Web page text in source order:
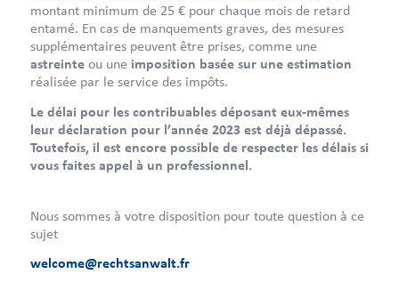
montant minimum de 25 € pour chaque mois de retard
entamé. En cas de manquements graves, des mesures
supplémentaires peuvent être prises, comme une
astreinteou une imposition basée sur une estimation
réalisée par le service des impôts.
Le délai pour les contribuables déposant eux-mêmes
leur déclaration pour l’année 2023 est déjà dépassé.
Toutefois, il est encore possible de respecter les délais si
vous faites appel à un professionnel.
Nous sommes à votre disposition pour toute question à ce
sujet
welcome@rechtsanwalt.fr